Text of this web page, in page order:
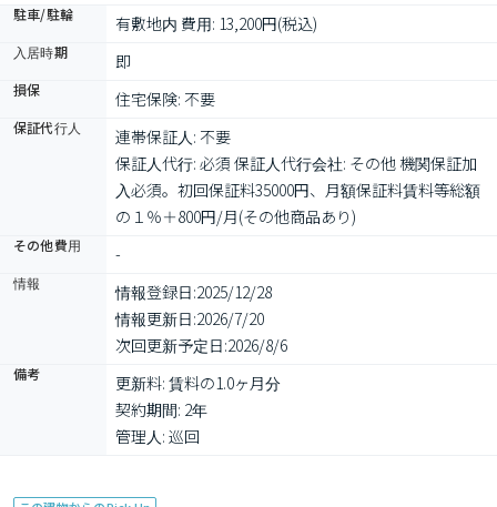
駐車/駐輪 有敷地内 費用: 13,200円(税込)
入居時期 即
損保 住宅保険: 不要
保証代行人
連帯保証人: 不要
保証人代行: 必須 保証人代行会社: その他 機関保証加
入必須。初回保証料35000円、月額保証料賃料等総額
の１％＋800円/月(その他商品あり)
その他費用 -
情報 情報登録日:2025/12/28
情報更新日:2026/7/20
次回更新予定日:2026/8/6
備考
更新料: 賃料の1.0ヶ月分
契約期間: 2年
管理人: 巡回